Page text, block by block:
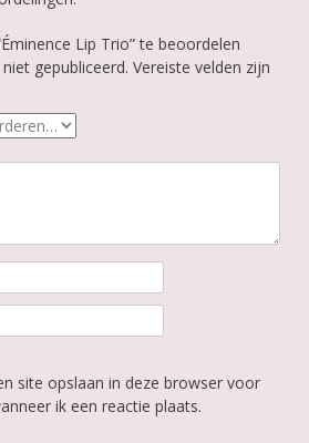
Lip Trio” te beoordelen
gepubliceerd. Vereiste velden zijn
site opslaan in deze browser voor
ik een reactie plaats.